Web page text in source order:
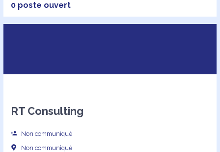
0 poste ouvert
RT Consulting
Non communiqué
Non communiqué